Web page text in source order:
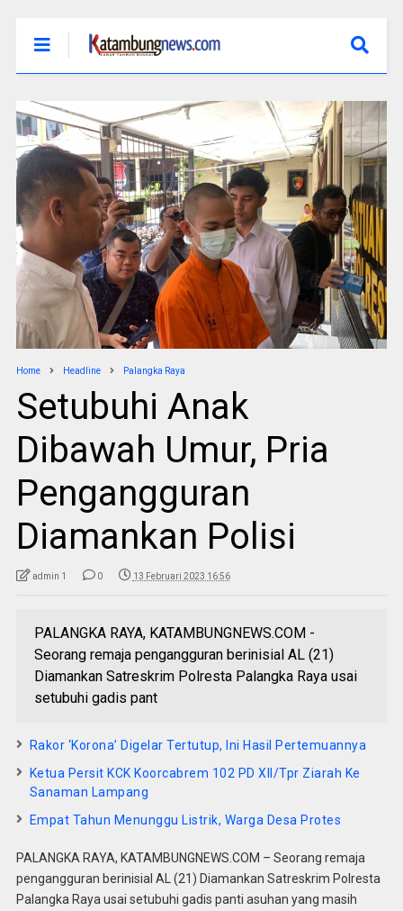
Home Headline Palangka Raya
Setubuhi Anak
Dibawah Umur, Pria
Pengangguran
Diamankan Polisi
admin 1 0 13 Februari 2023 16:56
PALANGKA RAYA, KATAMBUNGNEWS.COM -
Seorang remaja pengangguran berinisial AL (21)
Diamankan Satreskrim Polresta Palangka Raya usai
setubuhi gadis pant
Rakor ‘Korona’ Digelar Tertutup, Ini Hasil Pertemuannya
Ketua Persit KCK Koorcabrem 102 PD XII/Tpr Ziarah Ke
Sanaman Lampang
Empat Tahun Menunggu Listrik, Warga Desa Protes
PALANGKA RAYA, KATAMBUNGNEWS.COM – Seorang remaja
pengangguran berinisial AL (21) Diamankan Satreskrim Polresta
Palangka Raya usai setubuhi gadis panti asuhan yang masih